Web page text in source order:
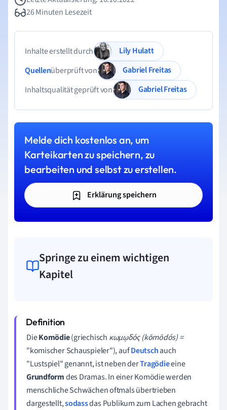
26 Minuten Lesezeit
Inhalte erstellt durch
Lily Hulatt
Quellenüberprüft von
Gabriel Freitas
Inhaltsqualität geprüft von
Gabriel Freitas
Melde dich kostenlos an, um
Karteikarten zu speichern, zu
bearbeiten und selbst zu erstellen.
Erklärung speichern
Springe zu einem wichtigen
Kapitel
DieKomödie(griechisch κωμῳδός‎ (kōmōdós) =
"komischer Schauspieler"), aufDeutschauch
"Lustspiel" genannt, ist neben derTragödieeine
Grundformdes Dramas. In einer Komödie werden
menschliche Schwächen oftmals übertrieben
dargestellt,sodassdas Publikum zum Lachen gebracht